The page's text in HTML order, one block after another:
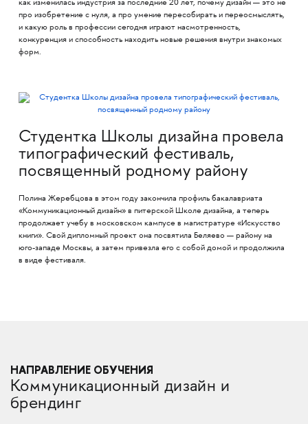
как изменилась индустрия за последние 20 лет, почему дизайн — это не
про изобретение с нуля, а про умение пересобирать и переосмыслять,
и какую роль в профессии сегодня играют насмотренность,
конкуренция и способность находить новые решения внутри знакомых
форм.
Студентка Школы дизайна провела
типографический фестиваль,
посвященный родному району
Полина Жеребцова в этом году закончила профиль бакалавриата
«Коммуникационный дизайн» в питерской Школе дизайна, а теперь
продолжает учебу в московском кампусе в магистратуре «Искусство
книги». Свой дипломный проект она посвятила Беляево — району на
юго-западе Москвы, а затем привезла его с собой домой и продолжила
в виде фестиваля.
НАПРАВЛЕНИЕ ОБУЧЕНИЯ
Коммуникационный дизайн и
брендинг